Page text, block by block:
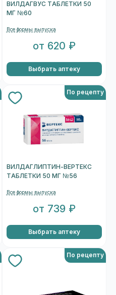
ВИЛДАГВУС ТАБЛЕТКИ 50
МГ №60
Все формы выпуска
от 620 ₽
Выбрать аптеку
По рецепту
ВИЛДАГЛИПТИН-ВЕРТЕКС
ТАБЛЕТКИ 50 МГ №56
Все формы выпуска
от 739 ₽
Выбрать аптеку
По рецепту